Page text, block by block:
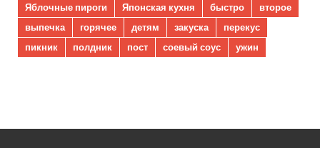
Яблочные пироги
Японская кухня быстро
второе
выпечка
горячее детям закуска
перекус
пикник
полдник пост соевый соус ужин